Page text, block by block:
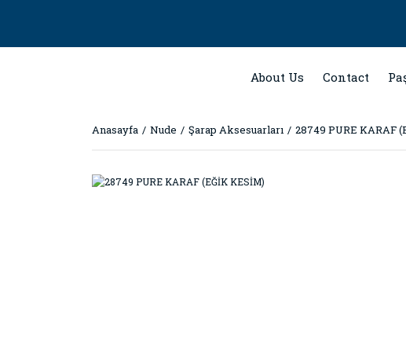
About Us Contact
Anasayfa Nude Şarap Aksesuarları 28749 PURE KARAF